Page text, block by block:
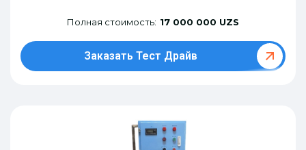
Полная стоимость: 17 000 000 UZS
Заказать Тест Драйв